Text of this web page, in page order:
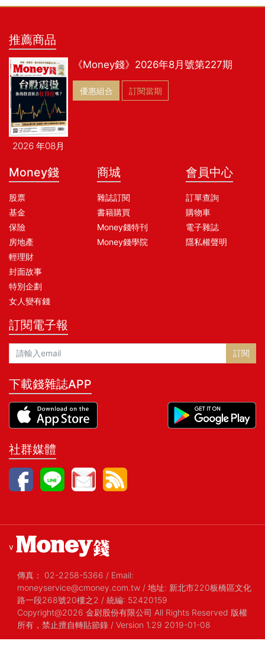
推薦商品
2026 年08月
《Money錢》2026年8月號第227期
優惠組合 訂閱當期
Money錢
股票
基金
保險
房地產
輕理財
封面故事
特別企劃
女人變有錢
商城
雜誌訂閱
書籍購買
Money錢特刊
Money錢學院
會員中心
訂單查詢
購物車
電子雜誌
隱私權聲明
訂閱電子報
訂閱
下載錢雜誌APP
社群媒體
v
傳真： 02-2258-5366 / Email:
moneyservice@cmoney.com.tw / 地址: 新北市220板橋區文化
路一段268號20樓之2 / 統編: 52420159
Copyright@2026 金尉股份有限公司 All Rights Reserved 版權
所有，禁止擅自轉貼節錄 / Version 1.29 2019-01-08